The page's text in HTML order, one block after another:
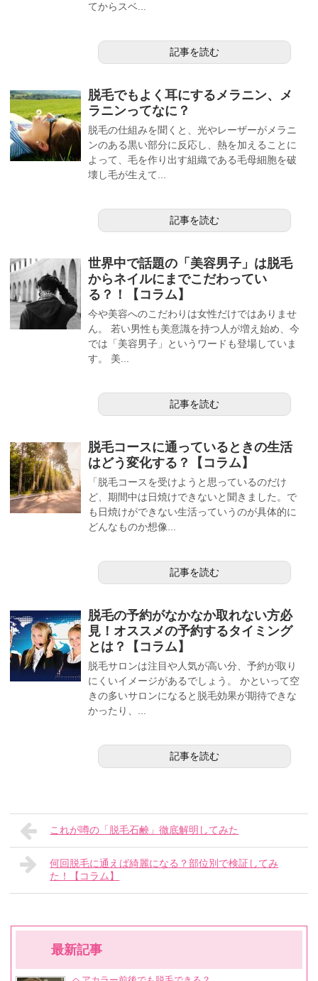
てからスベ...
記事を読む
脱毛でもよく耳にするメラニン、メ
ラニンってなに？
脱毛の仕組みを聞くと、光やレーザーがメラニ
ンのある黒い部分に反応し、熱を加えることに
よって、毛を作り出す組織である毛母細胞を破
壊し毛が生えて...
記事を読む
世界中で話題の「美容男子」は脱毛
からネイルにまでこだわってい
る？！【コラム】
今や美容へのこだわりは女性だけではありませ
ん。 若い男性も美意識を持つ人が増え始め、今
では「美容男子」というワードも登場していま
す。 美...
記事を読む
脱毛コースに通っているときの生活
はどう変化する？【コラム】
「脱毛コースを受けようと思っているのだけ
ど、期間中は日焼けできないと聞きました。で
も日焼けができない生活っていうのが具体的に
どんなものか想像...
記事を読む
脱毛の予約がなかなか取れない方必
見！オススメの予約するタイミング
とは？【コラム】
脱毛サロンは注目や人気が高い分、予約が取り
にくいイメージがあるでしょう。 かといって空
きの多いサロンになると脱毛効果が期待できな
かったり、...
記事を読む
これが噂の「脱毛石鹸」徹底解明してみた
何回脱毛に通えば綺麗になる？部位別で検証してみ
た！【コラム】
最新記事